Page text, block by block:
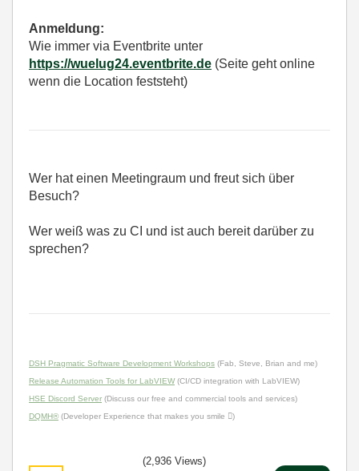
Anmeldung:
Wie immer via Eventbrite unter
https://wuelug24.eventbrite.de (Seite geht online
wenn die Location feststeht)
Wer hat einen Meetingraum und freut sich über
Besuch?
Wer weiß was zu CI und ist auch bereit darüber zu
sprechen?
DSH Pragmatic Software Development Workshops (Fab, Steve, Brian and me)
Release Automation Tools for LabVIEW(CI/CD integration with LabVIEW)
HSE Discord Server (Discuss our free and commercial tools and services)
DQMH® (Developer Experience that makes you smile )
(2,936 Views)